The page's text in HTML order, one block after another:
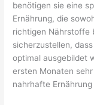
benötigen sie eine
Ernährung, die
richtigen Nährstoffe
sicherzustellen,
optimal ausgebildet
ersten Monaten
nahrhafte